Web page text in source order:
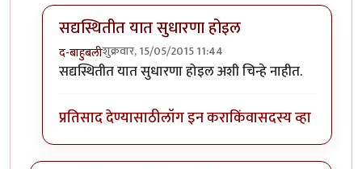
सद्यस्थितीत यात सुधारणा होइल
द-बाहुबलीशुक्रवार, 15/05/2015 11:44
In reply toजर प्रतिसाद खुप असतील (एकाbyमराठी_माणूस
सद्यस्थितीत यात सुधारणा होइल अशी चिन्हे नाहीत.
प्रतिसाद देण्यासाठीलॉग इन कराकिंवासदस्य व्हा